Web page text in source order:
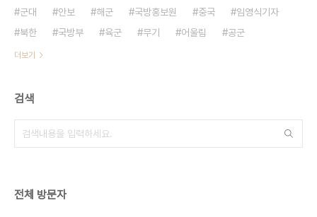
군대
안보 해군 국방홍보원 중국
임영식기자
북한
국방부 육군 무기 어울림 공군
더보기
검색
전체 방문자